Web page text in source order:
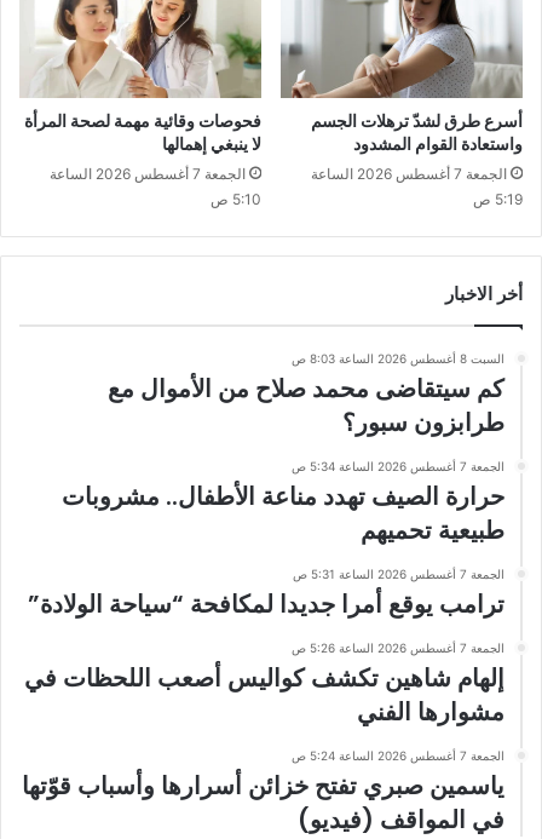
أسرع طرق لشدّ ترهلات الجسم
واستعادة القوام المشدود
الجمعة 7 أغسطس 2026 الساعة
5:19 ص
فحوصات وقائية مهمة لصحة المرأة
لا ينبغي إهمالها
الجمعة 7 أغسطس 2026 الساعة
5:10 ص
أخر الاخبار
السبت 8 أغسطس 2026 الساعة 8:03 ص
كم سيتقاضى محمد صلاح من الأموال مع
طرابزون سبور؟
الجمعة 7 أغسطس 2026 الساعة 5:34 ص
حرارة الصيف تهدد مناعة الأطفال.. مشروبات
طبيعية تحميهم
الجمعة 7 أغسطس 2026 الساعة 5:31 ص
ترامب يوقع أمرا جديدا لمكافحة “سياحة الولادة”
الجمعة 7 أغسطس 2026 الساعة 5:26 ص
إلهام شاهين تكشف كواليس أصعب اللحظات في
مشوارها الفني
الجمعة 7 أغسطس 2026 الساعة 5:24 ص
ياسمين صبري تفتح خزائن أسرارها وأسباب قوّتها
في المواقف (فيديو)